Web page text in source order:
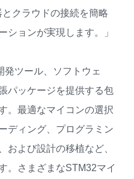
クラウドの接続を簡略
ションが実現します。」
ツール、ソフトウェ
パッケージを提供する包
。最適なマイコンの選択
ディング、プログラミン
および設計の移植など、
。さまざまなSTM32マイ